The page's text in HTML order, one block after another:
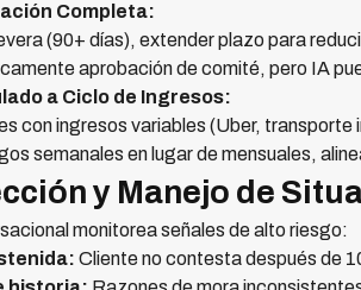
Completa:
(90+ días), extender plazo para
aprobación de comité, pero IA
a Ciclo de Ingresos:
con ingresos variables (Uber, transporte
semanales en lugar de mensuales,
y Manejo de
monitorea señales de alto riesgo:
Cliente no contesta después de